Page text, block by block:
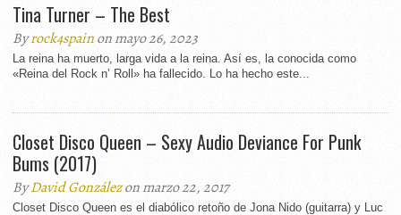
Tina Turner – The Best
Byrock4spainon mayo 26, 2023
La reina ha muerto, larga vida a la reina. Así es, la conocida como
«Reina del Rock n’ Roll» ha fallecido. Lo ha hecho este...
Closet Disco Queen – Sexy Audio Deviance For Punk
Bums (2017)
ByDavid Gonzálezon marzo 22, 2017
Closet Disco Queen es el diabólico retoño de Jona Nido (guitarra) y Luc